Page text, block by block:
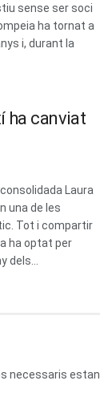
sense ser soci
ha tornat a
i, durant la
ha canviat
Laura
una de les
Tot i compartir
ha optat per
dels...
necessaris estan